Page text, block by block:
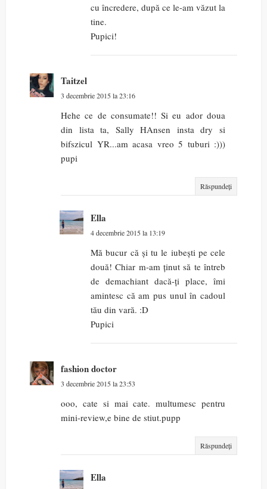
cu încredere, după ce le-am văzut la
tine.
Pupici!
Taitzel
3 decembrie 2015 la 23:16
Hehe ce de consumate!! Si eu ador doua
din lista ta, Sally HAnsen insta dry si
bifszicul YR...am acasa vreo 5 tuburi :)))
pupi
Răspundeți
Ella
4 decembrie 2015 la 13:19
Mă bucur că și tu le iubești pe cele
două! Chiar m-am ținut să te întreb
de demachiant dacă-ți place, îmi
amintesc că am pus unul în cadoul
tău din vară. :D
Pupici
fashion doctor
3 decembrie 2015 la 23:53
ooo, cate si mai cate. multumesc pentru
mini-review,e bine de stiut.pupp
Răspundeți
Ella